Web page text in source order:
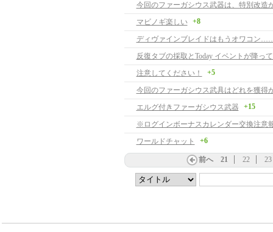
今回のファーガシウス武器は、特別改造
マビノギ楽しい
+8
ディヴァインブレイドはもうオワコン
反復タブの採取とToday イベントが降っ
注意してください！
+5
今回のファーガシウス武具はどれを獲得
エルグ付きファーガシウス武器
+15
※ログインボーナスカレンダー交換注意
ワールドチャット
+6
前へ 21 22 23